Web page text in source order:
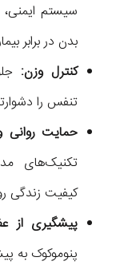
سیستم
بدن در برابر
کنترل وزن:
تنفس را
حمایت روانی
تکنیک‌های
کیفیت زندگی
پیشگیری از
پنوموکوک به